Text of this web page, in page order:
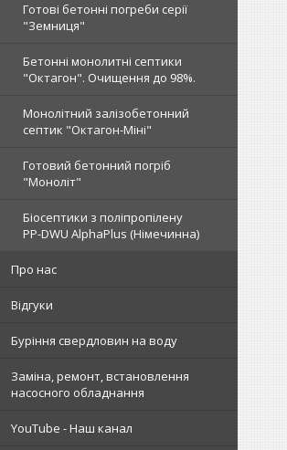
Готові бетонні погреби серії
"Земниця"
Бетонні монолитні септики
"Октагон". Очищення до 98%.
Монолітний залізобетонний
септик "Октагон-Міні"
Готовий бетонний погріб
"Моноліт"
Біосептики з поліпропілену
PP-DWU AlphaPlus (Німечинна)
Про нас
Відгуки
Буріння свердловин на воду
Заміна, ремонт, встановлення
насосного обладнання
YouTube - Наш канал